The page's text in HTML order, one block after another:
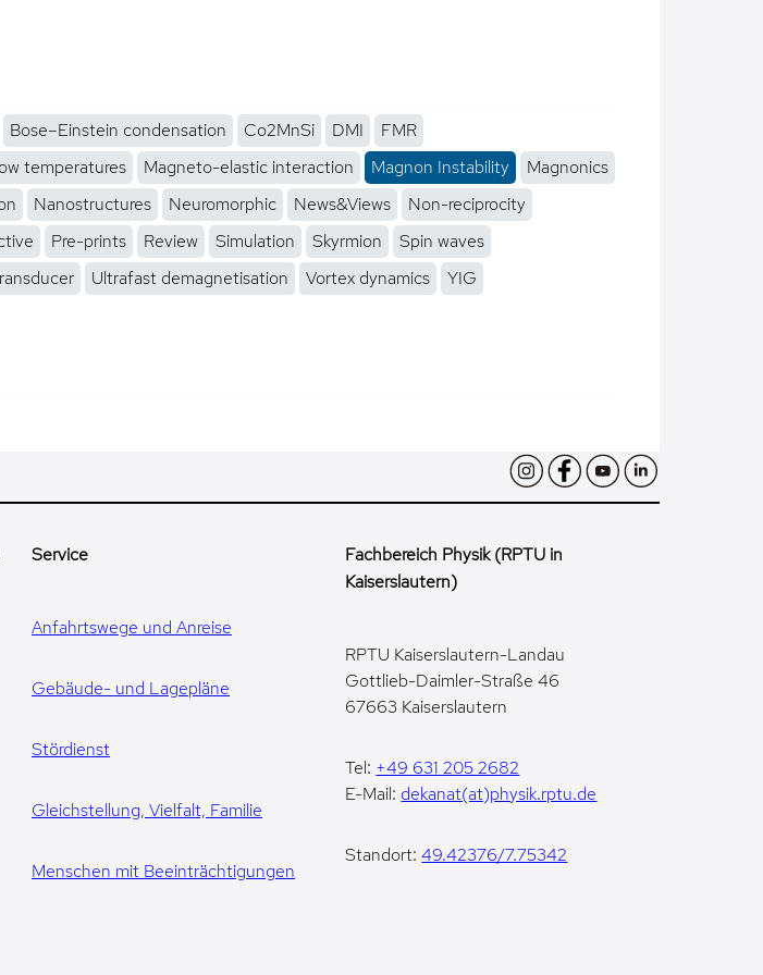
Bose–Einstein condensation Co2MnSi DMI
FMR
temperatures Magneto-elastic interaction Magnon Instability
Magnonics
Nanostructures Neuromorphic News&Views
Non-reciprocity
Pre-prints Review Simulation Skyrmion
Spin waves
Ultrafast demagnetisation Vortex dynamics
YIG
Service
Anfahrtswege und Anreise
Gebäude- und Lagepläne
Stördienst
Gleichstellung, Vielfalt, Familie
Menschen mit Beeinträchtigungen
Fachbereich Physik (RPTU in
Kaiserslautern)
RPTU Kaiserslautern-Landau
Gottlieb-Daimler-Straße 46
67663 Kaiserslautern
Tel: +49 631 205 2682
E-Mail: dekanat(at)physik.rptu.de
Standort:49.42376/7.75342